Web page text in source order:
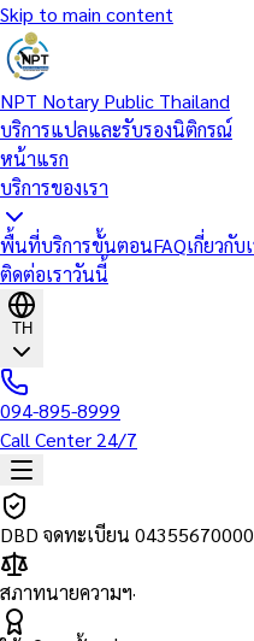
Skip to main content
NPT Notary Public Thailand
บริการแปลและรับรองนิติกรณ์
หน้าแรก
บริการของเรา
พื้นที่บริการขั้นตอนFAQเกี่ยวกับ
ติดต่อเราวันนี้
TH
094-895-8999
Call Center 24/7
DBD จดทะเบียน
สภาทนายความฯ·